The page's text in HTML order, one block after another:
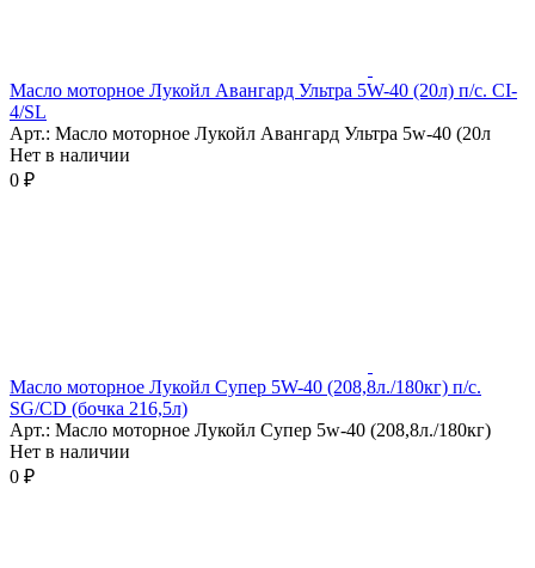
Масло моторное Лукойл Авангард Ультра 5W-40 (20л) п/c. CI-
4/SL
Арт.: Масло моторное Лукойл Авангард Ультра 5w-40 (20л
Нет в наличии
0 ₽
Масло моторное Лукойл Супер 5W-40 (208,8л./180кг) п/с.
SG/CD (бочка 216,5л)
Арт.: Масло моторное Лукойл Супер 5w-40 (208,8л./180кг)
Нет в наличии
0 ₽